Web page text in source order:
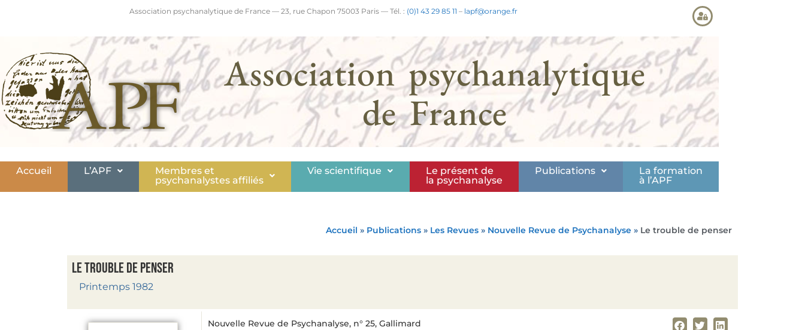
Association psychanalytique de France — 23, rue Chapon 75003 Paris — Tél. : (0)1 43 29 85 11 – lapf@orange.fr
Association psychanalytique
de France
Accueil L’APF
Membres et
psychanalystes affiliés
Vie scientifique
Le présent de
la psychanalyse
Publications
La formation
à l’APF
Accueil » Publications » Les Revues » Nouvelle Revue de Psychanalyse » Le trouble de penser
Le trouble de penser
Printemps 1982
Nouvelle Revue de Psychanalyse, n° 25, Gallimard